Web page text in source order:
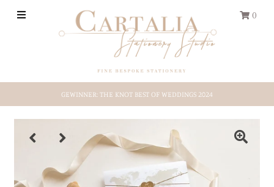
HOCHZEITS-PAPETERIE
REISEPASS
Save-the-Date
Shop by Style
0
GEWINNER: THE KNOT BEST OF WEDDINGS 2024